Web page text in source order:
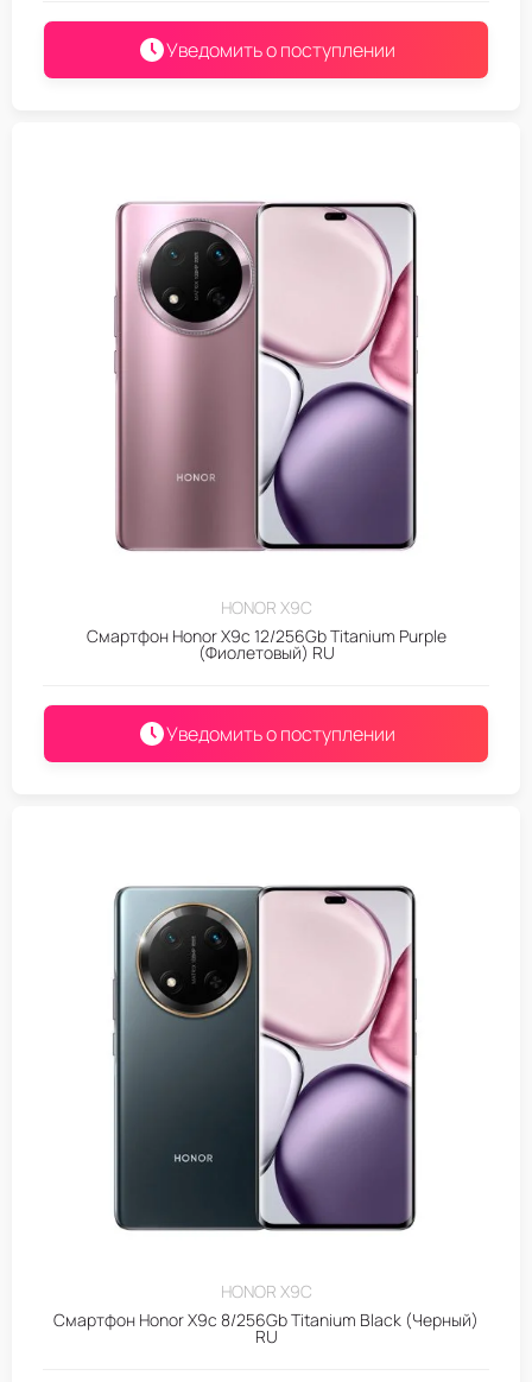
Уведомить о поступлении
HONOR X9C
Смартфон Honor X9c 12/256Gb Titanium Purple
(Фиолетовый) RU
Уведомить о поступлении
HONOR X9C
Смартфон Honor X9c 8/256Gb Titanium Black (Черный)
RU